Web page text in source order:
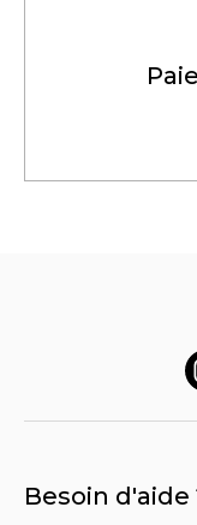
Besoin d'aide